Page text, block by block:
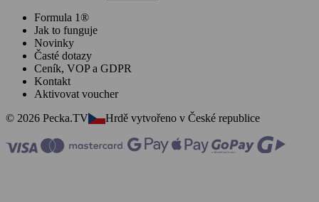
Formula 1®
Jak to funguje
Novinky
Časté dotazy
Ceník, VOP a GDPR
Kontakt
Aktivovat voucher
© 2026 Pecka.TV
Hrdě vytvořeno v České republice